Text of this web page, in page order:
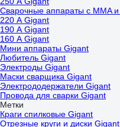
Сварочные аппараты с MMA
220 А Gigant
190 А Gigant
160 А Gigant
Мини аппараты Gigant
Любитель Gigant
Электроды Gigant
Маски сварщика Gigant
Электрододержатели Gigant
Провода для сварки Gigant
Метки
Краги спилковые Gigant
Отрезные круги и диски Gigant